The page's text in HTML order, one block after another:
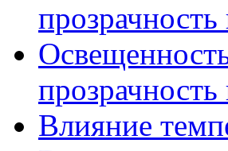
Влияние